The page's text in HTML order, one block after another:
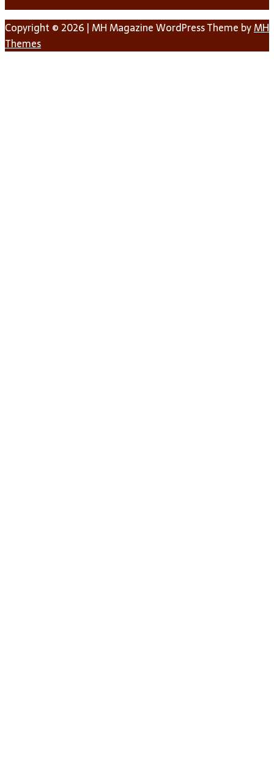
Copyright © 2026 | MH Magazine WordPress Theme byMH
Themes